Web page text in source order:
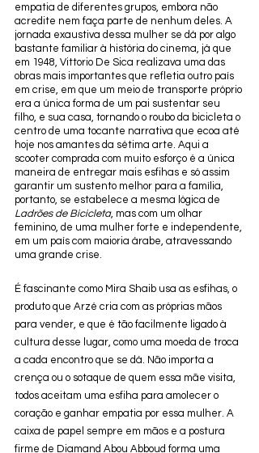
empatia de diferentes grupos, embora não
acredite nem faça parte de nenhum deles. A
jornada exaustiva dessa mulher se dá por algo
bastante familiar à história do cinema, já que
em 1948, Vittorio De Sica realizava uma das
obras mais importantes que refletia outro país
em crise, em que um meio de transporte próprio
era a única forma de um pai sustentar seu
filho, e sua casa, tornando o roubo da bicicleta o
centro de uma tocante narrativa que ecoa até
hoje nos amantes da sétima arte. Aqui a
scooter comprada com muito esforço é a única
maneira de entregar mais esfihas e só assim
garantir um sustento melhor para a família,
portanto, se estabelece a mesma lógica de
Ladrões de Bicicleta, mas com um olhar
feminino, de uma mulher forte e independente,
em um país com maioria árabe, atravessando
uma grande crise.
É fascinante como Mira Shaib usa as esfihas, o
produto que Arzé cria com as próprias mãos
para vender, e que é tão facilmente ligado à
cultura desse lugar, como uma moeda de troca
a cada encontro que se dá. Não importa a
crença ou o sotaque de quem essa mãe visita,
todos aceitam uma esfiha para amolecer o
coração e ganhar empatia por essa mulher. A
caixa de papel sempre em mãos e a postura
firme de Diamand Abou Abboud forma uma